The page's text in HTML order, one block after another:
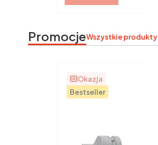
PromocjeWszystkie produkty
Okazja
Bestseller